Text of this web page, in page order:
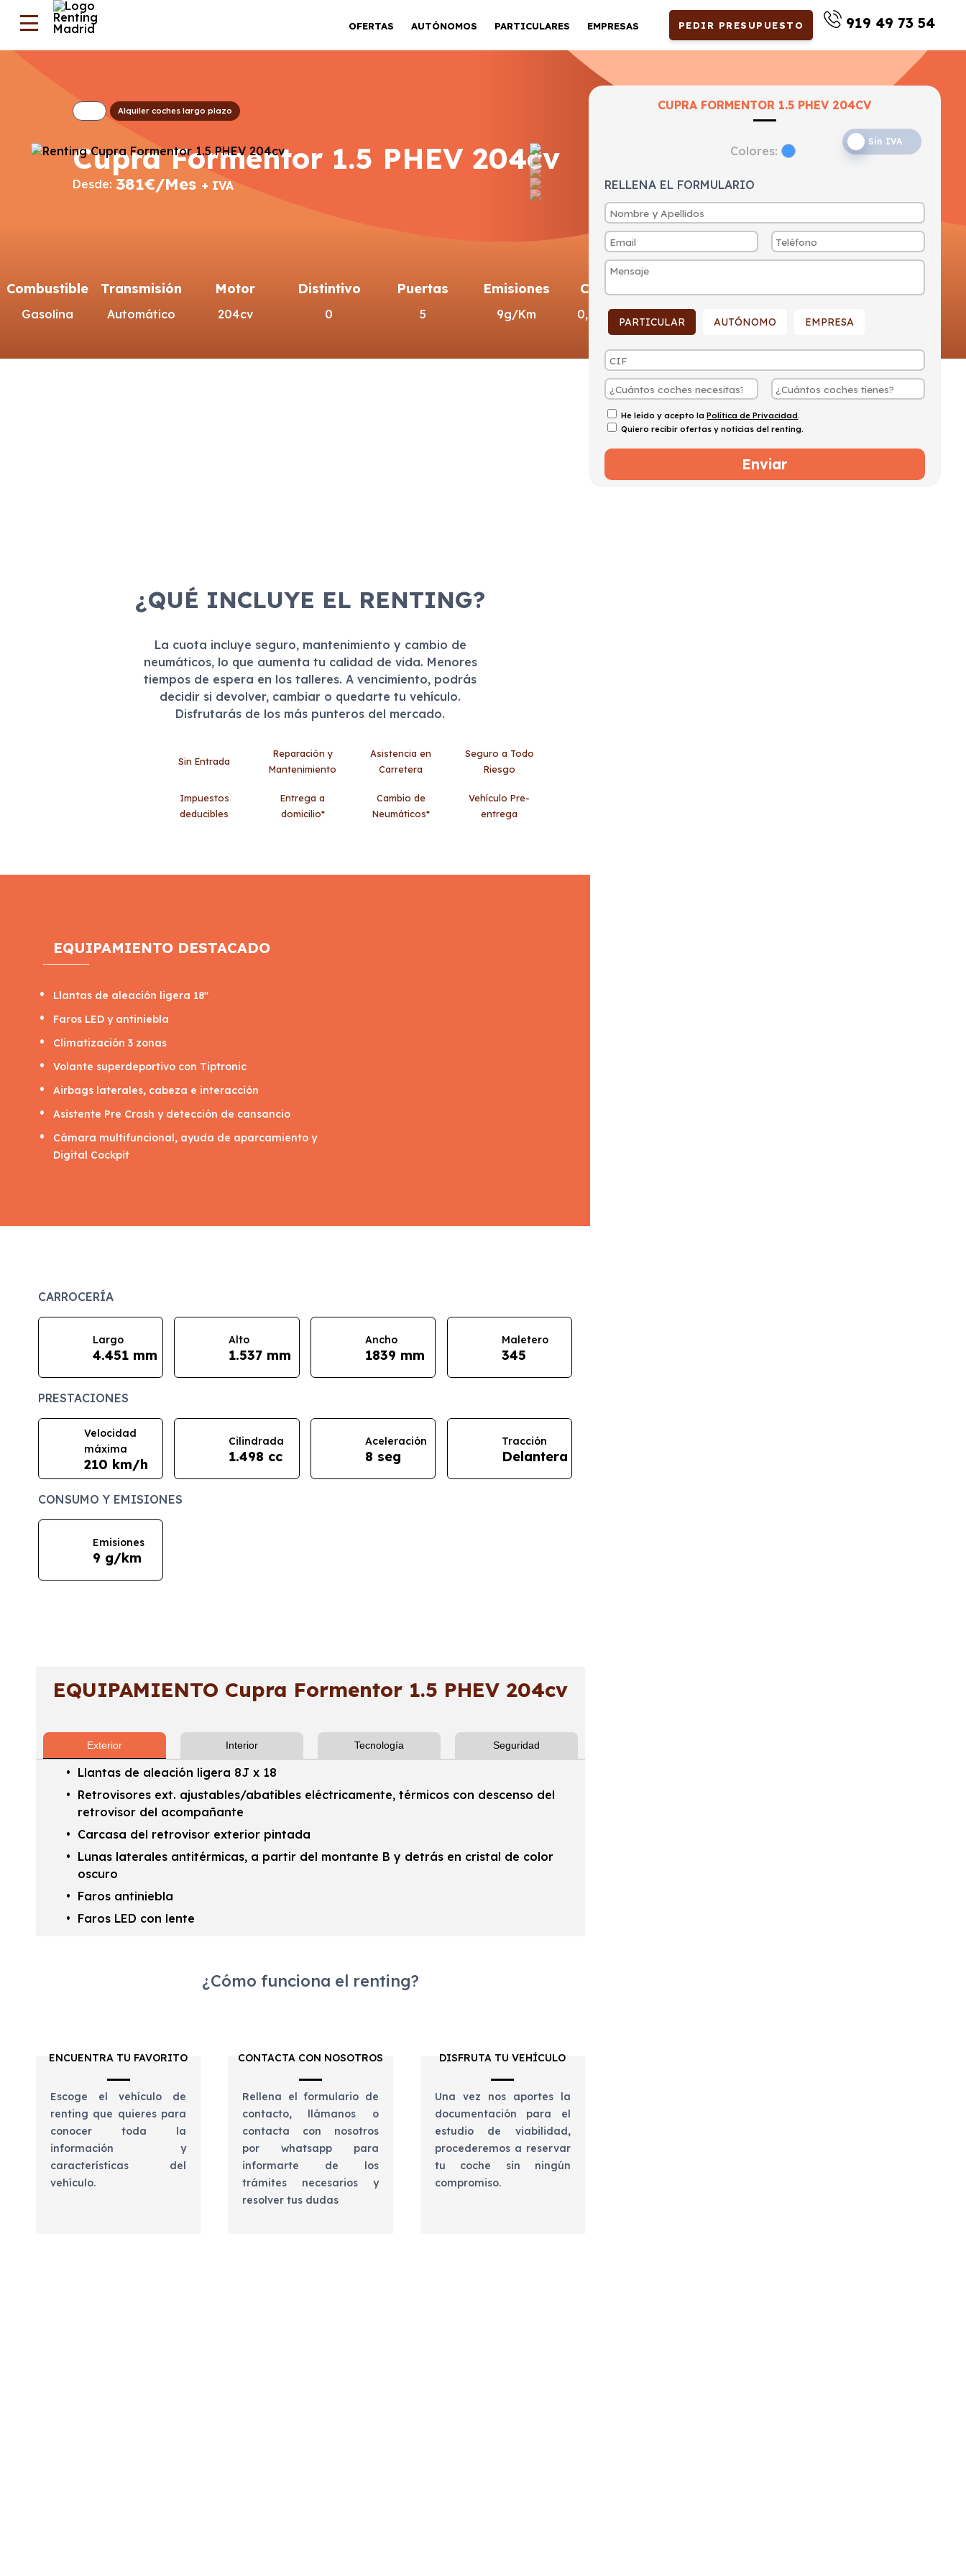
OFERTAS AUTÓNOMOS PARTICULARES EMPRESAS PEDIR PRESUPUESTO 919 49 73 54
Alquiler coches largo plazo
Cupra Formentor 1.5 PHEV 204cv
Desde: 381€/Mes + IVA
Combustible
Gasolina
Transmisión
Automático
Motor
204cv
Distintivo
0
Puertas
5
Emisiones
9g/Km
Consumo
0,4l/100km
¿QUÉ INCLUYE EL RENTING?
La cuota incluye seguro, mantenimiento y cambio de
neumáticos, lo que aumenta tu calidad de vida. Menores
tiempos de espera en los talleres. A vencimiento, podrás
decidir si devolver, cambiar o quedarte tu vehículo.
Disfrutarás de los más punteros del mercado.
Sin Entrada
Reparación y
Mantenimiento
Asistencia en
Carretera
Seguro a Todo
Riesgo
Impuestos
deducibles
Entrega a
domicilio*
Cambio de
Neumáticos*
Vehículo Pre-
entrega
EQUIPAMIENTO DESTACADO
Llantas de aleación ligera 18"
Faros LED y antiniebla
Climatización 3 zonas
Volante superdeportivo con Tiptronic
Airbags laterales, cabeza e interacción
Asistente Pre Crash y detección de cansancio
Cámara multifuncional, ayuda de aparcamiento y
Digital Cockpit
CARROCERÍA
Largo
4.451 mm
Alto
1.537 mm
Ancho
1839 mm
Maletero
345
PRESTACIONES
Velocidad
máxima
210 km/h
Cilindrada
1.498 cc
Aceleración
8 seg
Tracción
Delantera
CONSUMO Y EMISIONES
Emisiones
9 g/km
EQUIPAMIENTO Cupra Formentor 1.5 PHEV 204cv
Exterior Interior Tecnología Seguridad
Llantas de aleación ligera 8J x 18
Retrovisores ext. ajustables/abatibles eléctricamente, térmicos con descenso del
retrovisor del acompañante
Carcasa del retrovisor exterior pintada
Lunas laterales antitérmicas, a partir del montante B y detrás en cristal de color
oscuro
Faros antiniebla
Faros LED con lente
¿Cómo funciona el renting?
ENCUENTRA TU FAVORITO
Escoge el vehículo de
renting que quieres para
conocer toda la
información y
características del
vehículo.
CONTACTA CON NOSOTROS
Rellena el formulario de
contacto, llámanos o
contacta con nosotros
por whatsapp para
informarte de los
trámites necesarios y
resolver tus dudas
DISFRUTA TU VEHÍCULO
Una vez nos aportes la
documentación para el
estudio de viabilidad,
procederemos a reservar
tu coche sin ningún
compromiso.
CUPRA FORMENTOR 1.5 PHEV 204CV
Sin IVA
Colores:
RELLENA EL FORMULARIO
PARTICULAR AUTÓNOMO EMPRESA
He leído y acepto laPolítica de Privacidad.
Quiero recibir ofertas y noticias del renting.